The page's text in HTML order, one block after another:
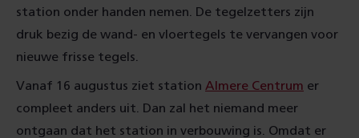
station onder handen nemen. De tegelzetters zijn
druk bezig de wand- en vloertegels te vervangen voor
nieuwe frisse tegels.
Vanaf 16 augustus ziet station Almere Centrum er
compleet anders uit. Dan zal het niemand meer
ontgaan dat het station in verbouwing is. Omdat er